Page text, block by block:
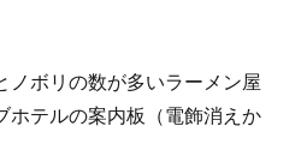
ノボリの数が多いラーメン屋
ホテルの案内板（電飾消えか